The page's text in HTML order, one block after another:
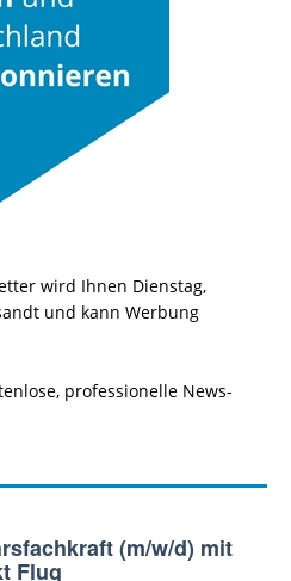
wird Ihnen Dienstag,
und kann Werbung
professionelle News-